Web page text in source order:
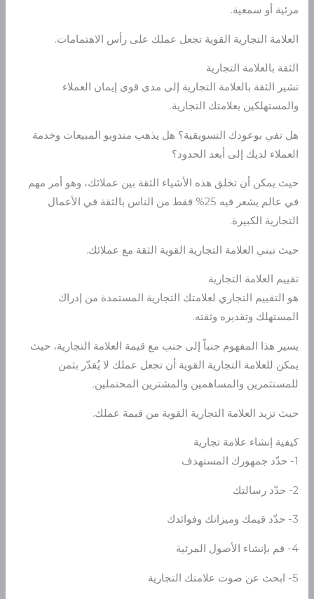
مرئية أو سمعية.
العلامة التجارية القوية تجعل عملك على رأس الاهتمامات.
الثقة بالعلامة التجارية
تشير الثقة بالعلامة التجارية إلى مدى قوى إيمان العملاء
والمستهلكين بعلامتك التجارية.
هل تفي بوعودك التسويقية؟ هل يذهب مندوبو المبيعات وخدمة
العملاء لديك إلى أبعد الحدود؟
حيث يمكن أن تخلق هذه الأشياء الثقة بين عملائك، وهو أمر مهم
في عالم يشعر فيه 25% فقط من الناس بالثقة في الأعمال
التجارية الكبيرة.
حيث تبني العلامة التجارية القوية الثقة مع عملائك.
تقييم العلامة التجارية
هو التقييم التجاري لعلامتك التجارية المستمدة من إدراك
المستهلك وتقديره وثقته.
يسير هذا المفهوم جنباً إلى جنب مع قيمة العلامة التجارية، حيث
يمكن للعلامة التجارية القوية أن تجعل عملك لا يُقدّر بثمن
للمستثمرين والمساهمين والمشترين المحتملين.
حيث تزيد العلامة التجارية القوية من قيمة عملك.
كيفية إنشاء علامة تجارية
1- حدّد جمهورك المستهدف
2- حدّد رسالتك
3- حدّد قيمك وميزاتك وفوائدك
4- قم بإنشاء الأصول المرئية
5- ابحث عن صوت علامتك التجارية